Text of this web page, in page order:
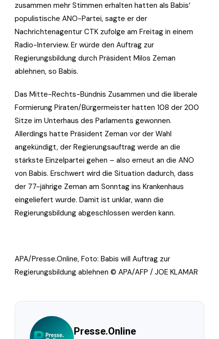
zusammen mehr Stimmen erhalten hatten als Babis‘
populistische ANO-Partei, sagte er der
Nachrichtenagentur CTK zufolge am Freitag in einem
Radio-Interview. Er würde den Auftrag zur
Regierungsbildung durch Präsident Milos Zeman
ablehnen, so Babis.
Das Mitte-Rechts-Bündnis Zusammen und die liberale
Formierung Piraten/Bürgermeister hatten 108 der 200
Sitze im Unterhaus des Parlaments gewonnen.
Allerdings hatte Präsident Zeman vor der Wahl
angekündigt, der Regierungsauftrag werde an die
stärkste Einzelpartei gehen – also erneut an die ANO
von Babis. Erschwert wird die Situation dadurch, dass
der 77-jährige Zeman am Sonntag ins Krankenhaus
eingeliefert wurde. Damit ist unklar, wann die
Regierungsbildung abgeschlossen werden kann.
APA/Presse.Online, Foto: Babis will Auftrag zur
Regierungsbildung ablehnen © APA/AFP / JOE KLAMAR
Presse.Online